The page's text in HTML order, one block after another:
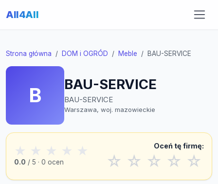
All4All
Strona główna DOM i OGRÓD Meble BAU-SERVICE
B BAU-SERVICE
BAU-SERVICE
Warszawa, woj. mazowieckie
★ ★ ★ ★ ★
0.0 / 5 · 0 ocen
Oceń tę firmę:
☆ ☆ ☆ ☆ ☆